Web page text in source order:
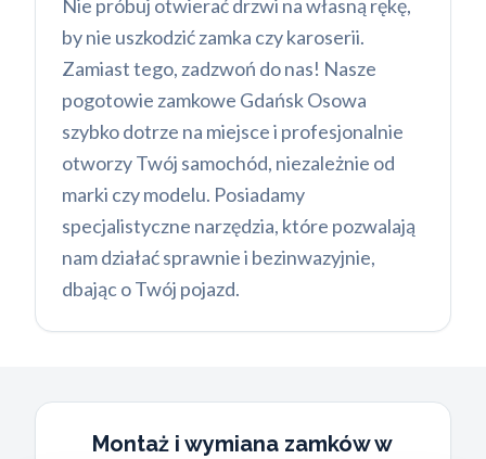
Nie próbuj otwierać drzwi na własną rękę,
by nie uszkodzić zamka czy karoserii.
Zamiast tego, zadzwoń do nas! Nasze
pogotowie zamkowe Gdańsk Osowa
szybko dotrze na miejsce i profesjonalnie
otworzy Twój samochód, niezależnie od
marki czy modelu. Posiadamy
specjalistyczne narzędzia, które pozwalają
nam działać sprawnie i bezinwazyjnie,
dbając o Twój pojazd.
Montaż i wymiana zamków w